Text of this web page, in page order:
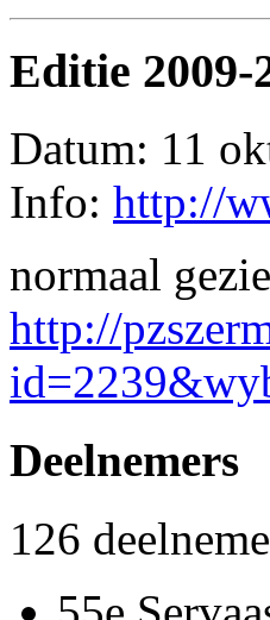
Editie 2009-
Datum: 11
Info: http://
normaal
http://
Deelnemers
126